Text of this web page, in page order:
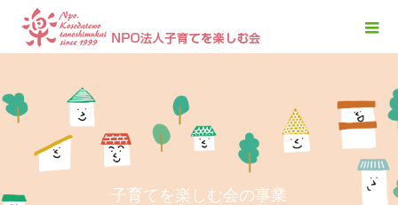
子育てを楽し む 会の事業に